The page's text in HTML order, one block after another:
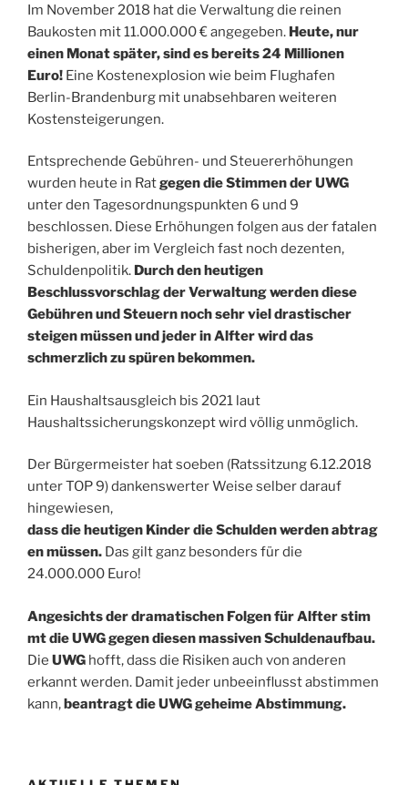
Im November 2018 hat die Verwaltung die reinen
Baukosten mit 11.000.000 € angegeben. Heute, nur
einen Monat später, sind es bereits 24 Millionen
Euro! Eine Kostenexplosion wie beim Flughafen
Berlin-Brandenburg mit unabsehbaren weiteren
Kostensteigerungen.
Entsprechende Gebühren- und Steuererhöhungen
wurden heute in Ratgegen die Stimmen der UWG
unter den Tagesordnungspunkten 6 und 9
beschlossen. Diese Erhöhungen folgen aus der fatalen
bisherigen, aber im Vergleich fast noch dezenten,
Schuldenpolitik. Durch den heutigen
Beschlussvorschlag der Verwaltung werden diese
Gebühren und Steuern noch sehr viel drastischer
steigen müssen und jeder in Alfter wird das
schmerzlich zu spüren bekommen.
Ein Haushaltsausgleich bis 2021 laut
Haushaltssicherungskonzept wird völlig unmöglich.
Der Bürgermeister hat soeben (Ratssitzung 6.12.2018
unter TOP 9) dankenswerter Weise selber darauf
hingewiesen,
dass die heutigen Kinder die Schulden werden abtrag
en müssen. Das gilt ganz besonders für die
24.000.000 Euro!
Angesichts der dramatischen Folgen für Alfter stim
mt die UWG gegen diesen massiven Schuldenaufbau.
Die UWG hofft, dass die Risiken auch von anderen
erkannt werden. Damit jeder unbeeinflusst abstimmen
kann,beantragt die UWG geheime Abstimmung.